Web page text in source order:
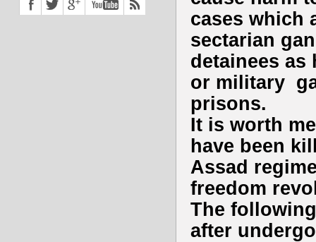
cases which
sectarian
detainees as
or military
prisons.
It is worth
have been
Assad
freedom
The
after